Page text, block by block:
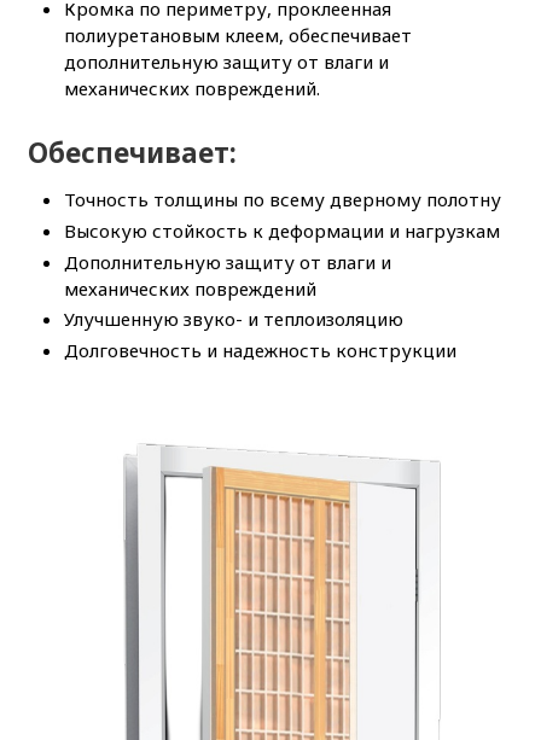
Кромка по периметру, проклеенная
полиуретановым клеем, обеспечивает
дополнительную защиту от влаги и
механических повреждений.
Обеспечивает:
Точность толщины по всему дверному полотну
Высокую стойкость к деформации и нагрузкам
Дополнительную защиту от влаги и
механических повреждений
Улучшенную звуко- и теплоизоляцию
Долговечность и надежность конструкции